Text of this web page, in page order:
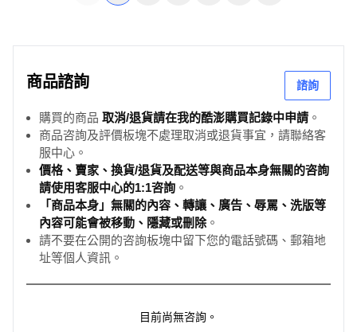
商品諮詢 諮詢
購買的商品 取消/退貨請在我的酷澎購買記錄中申請 。
商品咨詢及評價板塊不處理取消或退貨事宜，請聯絡客
服中心。
價格、賣家、換貨/退貨及配送等與商品本身無關的咨詢
請使用客服中心的1:1咨詢 。
「商品本身」無關的內容、轉讓、廣告、辱罵、洗版等
內容可能會被移動、隱藏或刪除。
請不要在公開的咨詢板塊中留下您的電話號碼、郵箱地
址等個人資訊。
目前尚無咨詢。